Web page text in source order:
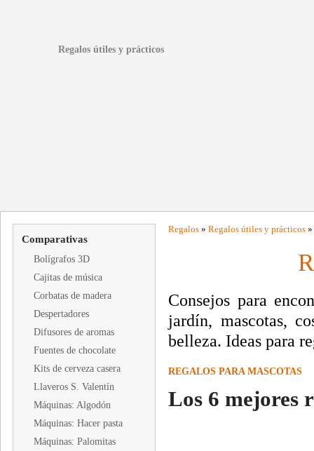
Regalos útiles y prácticos
Comparativas
Bolígrafos 3D
Cajitas de música
Corbatas de madera
Despertadores
Difusores de aromas
Fuentes de chocolate
Kits de cerveza casera
Llaveros S. Valentín
Máquinas: Algodón
Máquinas: Hacer pasta
Máquinas: Palomitas
Regalos » Regalos útiles y prácticos »
Consejos para
jardín, mascotas,
belleza. Ideas para
REGALOS PARA MASCOTAS
Los 6 mejores